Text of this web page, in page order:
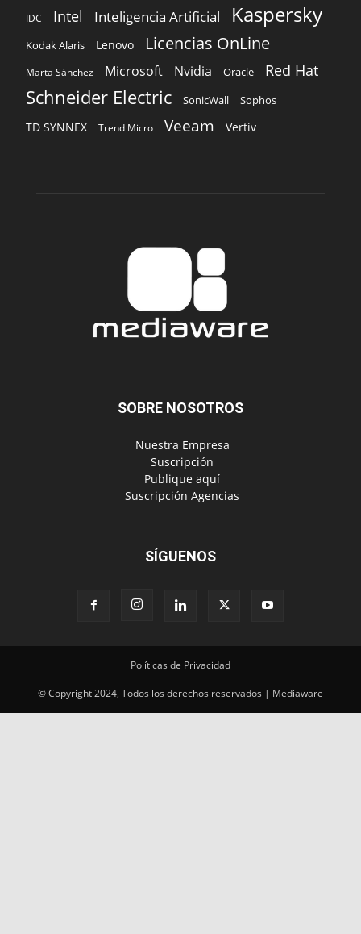
IDC Intel Inteligencia Artificial Kaspersky
Kodak Alaris Lenovo Licencias OnLine
Marta Sánchez Microsoft Nvidia Oracle Red Hat
Schneider Electric SonicWall Sophos
TD SYNNEX Trend Micro Veeam Vertiv
SOBRE NOSOTROS
‎ Nuestra Empresa
‎ Suscripción
‎ Publique aquí
‎ Suscripción Agencias
SÍGUENOS
Políticas de Privacidad
© Copyright 2024, Todos los derechos reservados | Mediaware